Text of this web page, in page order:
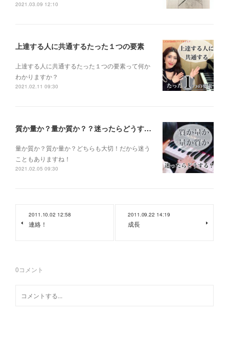
2021.03.09 12:10
上達する人に共通するたった１つの要素
上達する人に共通するたった１つの要素って何か
わかりますか？
2021.02.11 09:30
質か量か？量か質か？？迷ったらどうする？？？
量か質か？ 質か量か？ どちらも大切！だから迷う
こともありますね！
2021.02.05 09:30
2011.10.02 12:58
連絡！
2011.09.22 14:19
成長
0コメント